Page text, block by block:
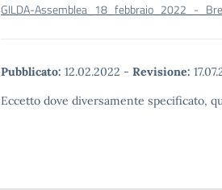
GILDA-Assemblea_18_febbraio_2022_-
Pubblicato: 12.02.2022 - Revisione:
Eccetto dove diversamente specificato,